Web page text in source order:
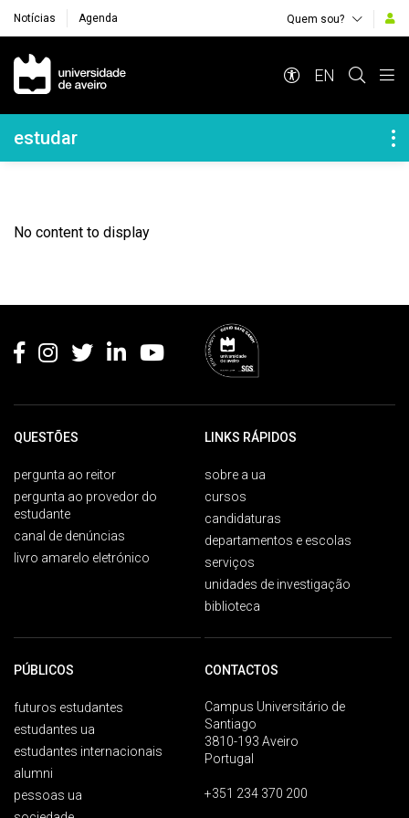
Notícias Agenda Quem sou?
Navegação Principal
EN
Navegação Lateral
estudar
No content to display
QUESTÕES
pergunta ao reitor
pergunta ao provedor do
estudante
canal de denúncias
livro amarelo eletrónico
LINKS RÁPIDOS
sobre a ua
cursos
candidaturas
departamentos e escolas
serviços
unidades de investigação
biblioteca
PÚBLICOS
futuros estudantes
estudantes ua
estudantes internacionais
alumni
pessoas ua
CONTACTOS
Campus Universitário de
Santiago
3810-193 Aveiro
Portugal
+351 234 370 200